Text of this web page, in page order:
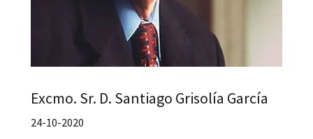
Excmo. Sr. D. Santiago Grisolía García
24-10-2020